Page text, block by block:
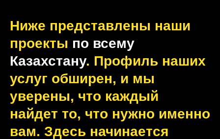
Ниже представлены наши
проекты по всему
Казахстану. Профиль наших
услуг обширен, и мы
уверены, что каждый
найдет то, что нужно именно
вам. Здесь начинается